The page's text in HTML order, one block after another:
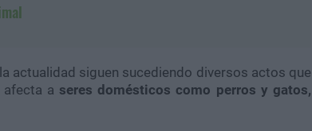
actualidad siguen sucediendo diversos actos que
a seres domésticos como perros y gatos,